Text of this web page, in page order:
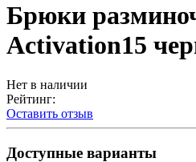
Брюки
Activation15
Нет в наличии
Рейтинг:
Оставить отзыв
Доступные варианты